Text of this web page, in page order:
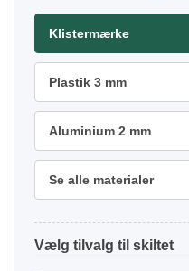
Klistermærke
Plastik 3 mm
Aluminium 2 mm
Se alle materialer
tilvalg